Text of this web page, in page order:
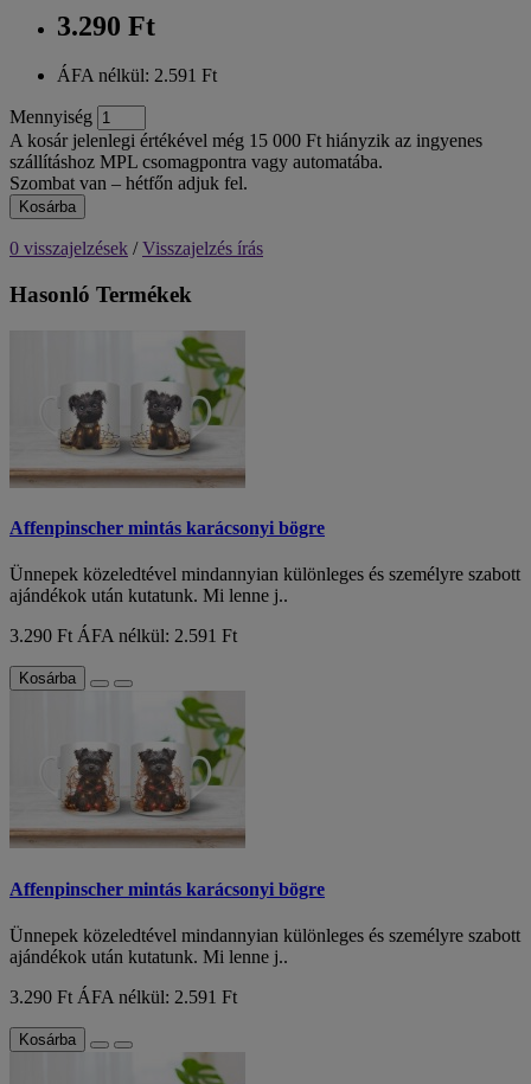
3.290 Ft
ÁFA nélkül: 2.591 Ft
Mennyiség
A kosár jelenlegi értékével még 15 000 Ft hiányzik az ingyenes
szállításhoz MPL csomagpontra vagy automatába.
Szombat van – hétfőn adjuk fel.
Kosárba
0 visszajelzések /Visszajelzés írás
Hasonló Termékek
Affenpinscher mintás karácsonyi bögre
Ünnepek közeledtével mindannyian különleges és személyre szabott
ajándékok után kutatunk. Mi lenne j..
3.290 Ft ÁFA nélkül: 2.591 Ft
Kosárba
Affenpinscher mintás karácsonyi bögre
Ünnepek közeledtével mindannyian különleges és személyre szabott
ajándékok után kutatunk. Mi lenne j..
3.290 Ft ÁFA nélkül: 2.591 Ft
Kosárba